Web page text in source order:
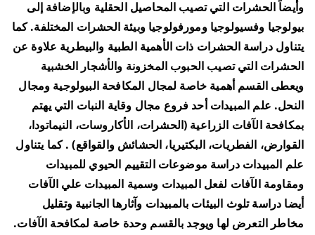
وأيضاً الحشرات التي تصيب المحاصيل الحقلية وبالإضافة إلى
بيولوجيا وفسيولوجيا ومورفولوجيا وبيئة الحشرات المختلفة. كما
يتناول دراسة الحشرات ذات الأهمية الطبية والبيطرية علاوة عن
الحشرات التي تصيب الحبوب المخزونة والأشجار الخشبية
ويعطى القسم أهمية خاصة لمجال المكافحة البيولوجية ومجال
النحل. علم المبيدات أحد فروع مجال وقاية النبات التي يهتم
بمكافحة الآفات الزراعية (الحشرات، الأكاروسات، النيماتودا،
القوارض، الفطريات، البكتيريا، الحشائش والقواقع) . كما يتناول
علم المبيدات دراسة موضوعات التقييم الحيوي للمبيدات
ومقاومة الآفات لفعل المبيدات وسمية المبيدات علي الآفات
أيضا دراسة تلوث البيئات بالمبيدات وآثارها الجانبية وتقليل
مخاطر التعرض لها ويوجد بالقسم وحدة خاصة لمكافحة الآفات.